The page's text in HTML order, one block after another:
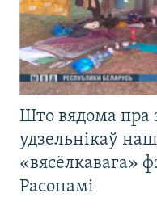
Што вядома
удзельнікаў
«вясёлкавага»
Расонамі